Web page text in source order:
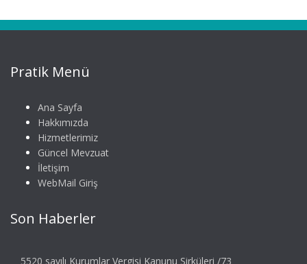
Pratik Menü
Ana Sayfa
Hakkımızda
Hizmetlerimiz
Güncel Mevzuat
İletişim
WebMail Giriş
Son Haberler
5520 sayılı Kurumlar Vergisi Kanunu Sirküleri /73